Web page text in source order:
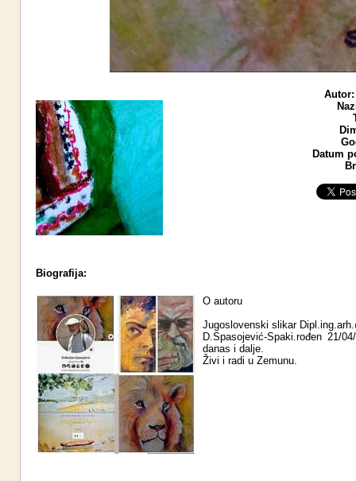
Autor:
Datum
Biografija:
O autoru
Jugoslovenski slikar
D.Spasojević-Spaki.rođen 21/
danas i dalje.
Živi i radi u Zemunu.